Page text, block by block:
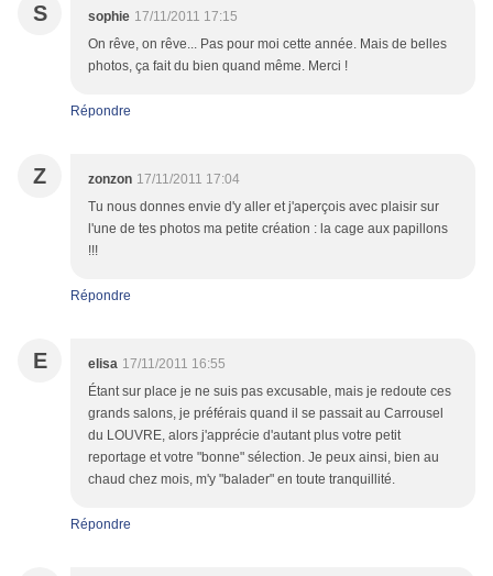
S sophie 17/11/2011 17:15
On rêve, on rêve... Pas pour moi cette année. Mais de belles
photos, ça fait du bien quand même. Merci !
Répondre
Z zonzon 17/11/2011 17:04
Tu nous donnes envie d'y aller et j'aperçois avec plaisir sur
l'une de tes photos ma petite création : la cage aux papillons
!!!
Répondre
E elisa 17/11/2011 16:55
Étant sur place je ne suis pas excusable, mais je redoute ces
grands salons, je préférais quand il se passait au Carrousel
du LOUVRE, alors j'apprécie d'autant plus votre petit
reportage et votre "bonne" sélection. Je peux ainsi, bien au
chaud chez mois, m'y "balader" en toute tranquillité.
Répondre